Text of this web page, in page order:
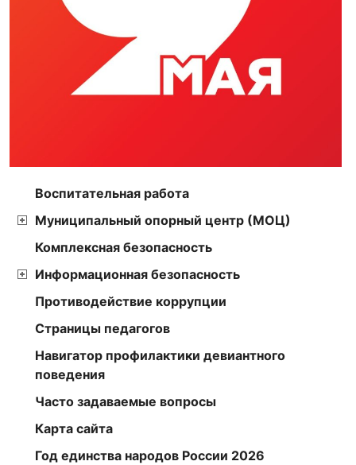
Воспитательная работа
Муниципальный опорный центр (МОЦ)
Комплексная безопасность
Информационная безопасность
Противодействие коррупции
Страницы педагогов
Навигатор профилактики девиантного
поведения
Часто задаваемые вопросы
Карта сайта
Год единства народов России 2026